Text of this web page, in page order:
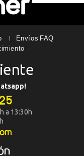
Envíos FAQ
a 13:30h